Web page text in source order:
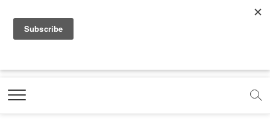
a
e
b
o
o
t
b
.
o
e
m
t
g
t
k
Marketing Oops!
DIGITAL | CREATIVE | ADVERTISING | CAMPAIGN |